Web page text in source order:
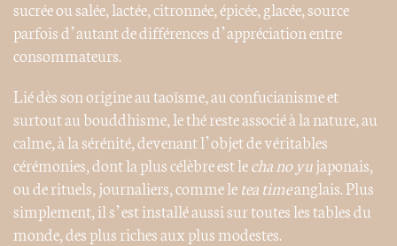
sucrée ou salée, lactée, citronnée, épicée, glacée, source
parfois d’autant de différences d’appréciation entre
consommateurs.
Lié dès son origine au taoïsme, au confucianisme et
surtout au bouddhisme, le thé reste associé à la nature, au
calme, à la sérénité, devenant l’objet de véritables
cérémonies, dont la plus célèbre est lecha no yujaponais,
ou de rituels, journaliers, comme letea timeanglais. Plus
simplement, il s’est installé aussi sur toutes les tables du
monde, des plus riches aux plus modestes.